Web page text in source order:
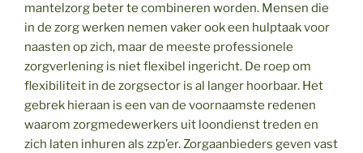
mantelzorg beter te combineren worden. Mensen die
in de zorg werken nemen vaker ook een hulptaak voor
naasten op zich, maar de meeste professionele
zorgverlening is niet flexibel ingericht. De roep om
flexibiliteit in de zorgsector is al langer hoorbaar. Het
gebrek hieraan is een van de voornaamste redenen
waarom zorgmedewerkers uit loondienst treden en
zich laten inhuren als zzp’er. Zorgaanbieders geven vast